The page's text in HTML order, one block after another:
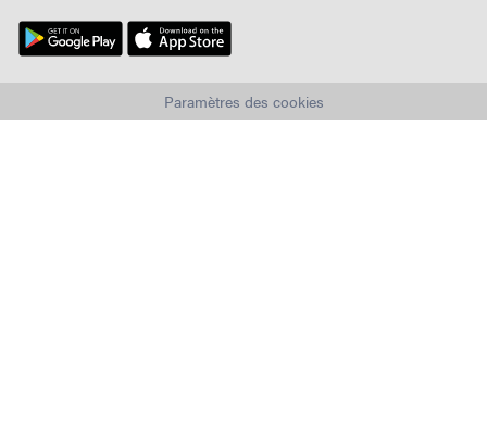
Paramètres des cookies